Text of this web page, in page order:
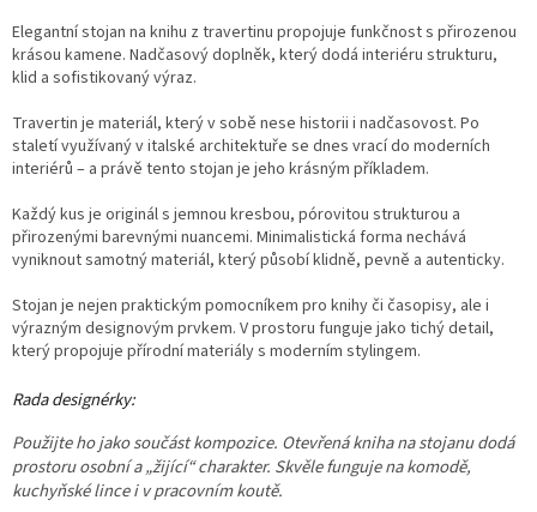
Elegantní stojan na knihu z travertinu propojuje funkčnost s přirozenou
krásou kamene. Nadčasový doplněk, který dodá interiéru strukturu,
klid a sofistikovaný výraz.
Travertin je materiál, který v sobě nese historii i nadčasovost. Po
staletí využívaný v italské architektuře se dnes vrací do moderních
interiérů – a právě tento stojan je jeho krásným příkladem.
Každý kus je originál s jemnou kresbou, pórovitou strukturou a
přirozenými barevnými nuancemi. Minimalistická forma nechává
vyniknout samotný materiál, který působí klidně, pevně a autenticky.
Stojan je nejen praktickým pomocníkem pro knihy či časopisy, ale i
výrazným designovým prvkem. V prostoru funguje jako tichý detail,
který propojuje přírodní materiály s moderním stylingem.
Rada designérky:
Použijte ho jako součást kompozice. Otevřená kniha na stojanu dodá
prostoru osobní a „žijící“ charakter. Skvěle funguje na komodě,
kuchyňské lince i v pracovním koutě.